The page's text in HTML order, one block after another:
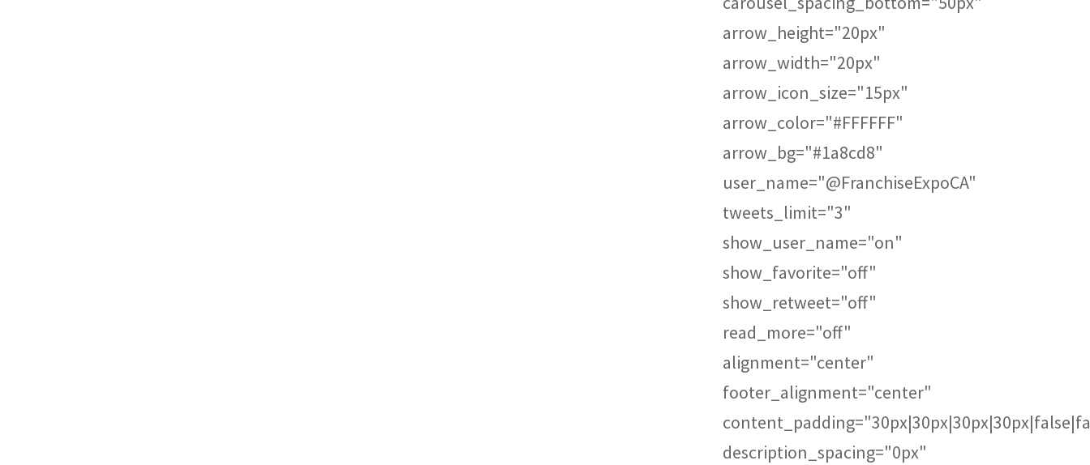
arrow_height="20px"
arrow_width="20px"
arrow_icon_size="15px"
arrow_color="#FFFFFF"
arrow_bg="#1a8cd8"
user_name="@FranchiseExpoCA"
tweets_limit="3"
show_user_name="on"
show_favorite="off"
show_retweet="off"
read_more="off"
alignment="center"
footer_alignment="center"
description_spacing="0px"